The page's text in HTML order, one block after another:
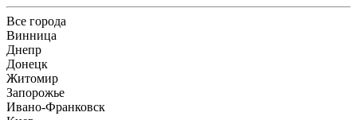
Все города
Винница
Днепр
Донецк
Житомир
Запорожье
Ивано-Франковск